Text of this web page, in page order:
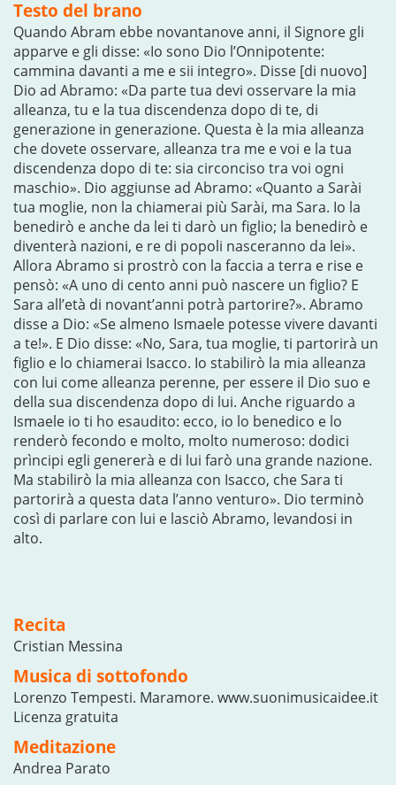
Testo del brano
Quando Abram ebbe novantanove anni, il Signore gli
apparve e gli disse: «Io sono Dio l’Onnipotente:
cammina davanti a me e sii integro». Disse [di nuovo]
Dio ad Abramo: «Da parte tua devi osservare la mia
alleanza, tu e la tua discendenza dopo di te, di
generazione in generazione. Questa è la mia alleanza
che dovete osservare, alleanza tra me e voi e la tua
discendenza dopo di te: sia circonciso tra voi ogni
maschio». Dio aggiunse ad Abramo: «Quanto a Sarài
tua moglie, non la chiamerai più Sarài, ma Sara. Io la
benedirò e anche da lei ti darò un figlio; la benedirò e
diventerà nazioni, e re di popoli nasceranno da lei».
Allora Abramo si prostrò con la faccia a terra e rise e
pensò: «A uno di cento anni può nascere un figlio? E
Sara all’età di novant’anni potrà partorire?». Abramo
disse a Dio: «Se almeno Ismaele potesse vivere davanti
a te!». E Dio disse: «No, Sara, tua moglie, ti partorirà un
figlio e lo chiamerai Isacco. Io stabilirò la mia alleanza
con lui come alleanza perenne, per essere il Dio suo e
della sua discendenza dopo di lui. Anche riguardo a
Ismaele io ti ho esaudito: ecco, io lo benedico e lo
renderò fecondo e molto, molto numeroso: dodici
prìncipi egli genererà e di lui farò una grande nazione.
Ma stabilirò la mia alleanza con Isacco, che Sara ti
partorirà a questa data l’anno venturo». Dio terminò
così di parlare con lui e lasciò Abramo, levandosi in
alto.
Recita
Cristian Messina
Musica di sottofondo
Lorenzo Tempesti. Maramore. www.suonimusicaidee.it
Licenza gratuita
Meditazione
Andrea Parato